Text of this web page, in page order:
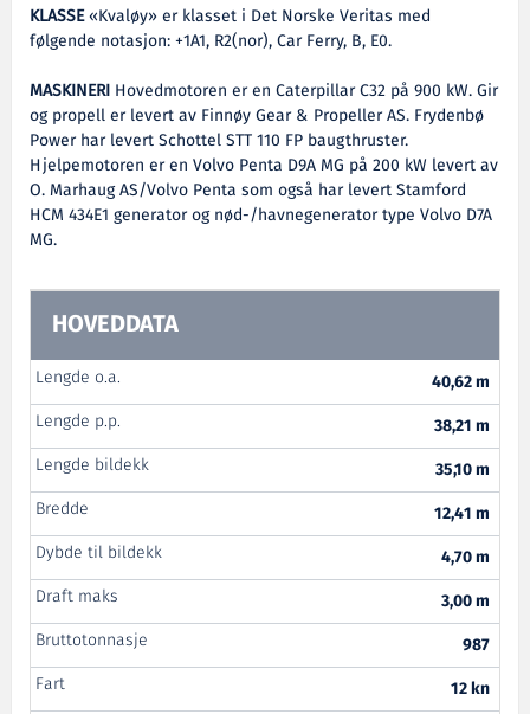
KLASSE«Kvaløy» er klasset i Det Norske Veritas med
følgende notasjon: +1A1, R2(nor), Car Ferry, B, E0.
MASKINERI Hovedmotoren er en Caterpillar C32 på 900 kW. Gir
og propell er levert av Finnøy Gear & Propeller AS. Frydenbø
Power har levert Schottel STT 110 FP baugthruster.
Hjelpemotoren er en Volvo Penta D9A MG på 200 kW levert av
O. Marhaug AS/Volvo Penta som også har levert Stamford
HCM 434E1 generator og nød-/havnegenerator type Volvo D7A
MG.
HOVEDDATA
Lengde o.a.
40,62 m
Lengde p.p.
38,21 m
Lengde bildekk
35,10 m
Bredde
12,41 m
Dybde til bildekk
4,70 m
Draft maks
3,00 m
Bruttotonnasje
987
Fart
12 kn